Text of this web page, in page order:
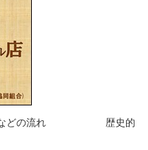
などの流れ 歴史的